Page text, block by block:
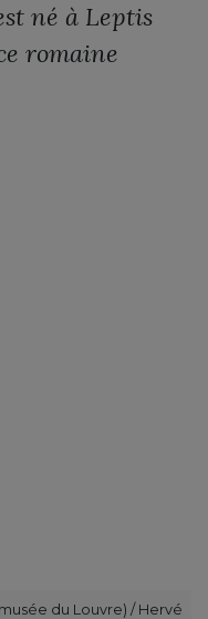
né à Leptis
romaine
du Louvre) / Hervé